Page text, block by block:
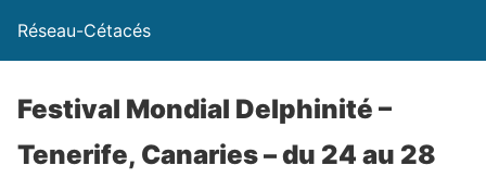
Réseau-Cétacés
Festival Mondial Delphinité –
Tenerife, Canaries – du 24 au 28